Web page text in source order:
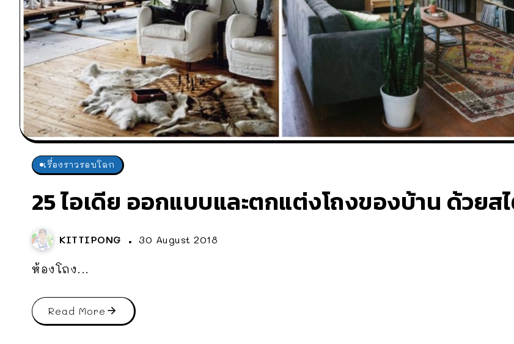
เรื่องราวรอบโลก
25 ไอเดีย ออกแบบและตกแต่งโถงของบ้าน ด้วยส
KITTIPONG 30 August 2018
ห้องโถง...
Read More